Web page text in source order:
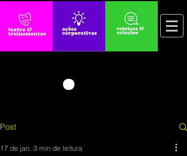
Post
17 de jan. 3 min de leitura